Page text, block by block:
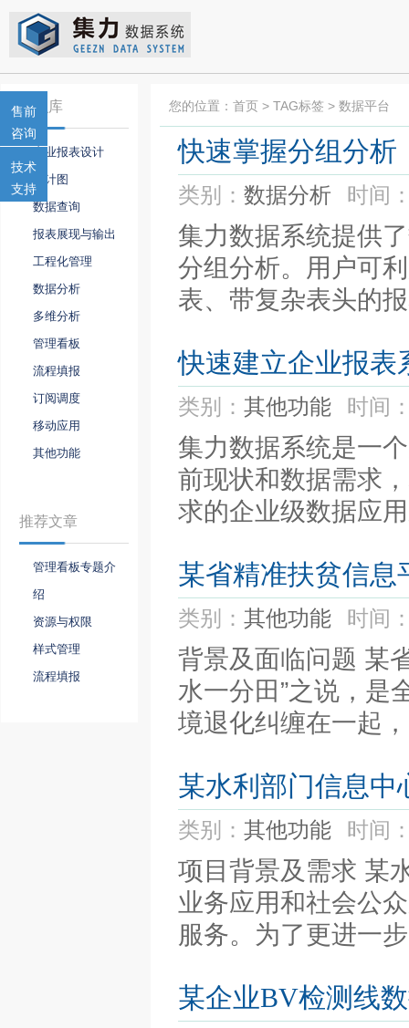
您的位置： 首页 > TAG标签 > 数据平台
快速掌握分组分析
类别： 数据分析 时间
集力数据系统提供
分组分析。用户可
表、带复杂表头的
快速建立企业报表
类别： 其他功能 时间
集力数据系统是一
前现状和数据需求
求的企业级数据应
某省精准扶贫信息
类别： 其他功能 时间
背景及面临问题 某
水一分田”之说，是
境退化纠缠在一起
某水利部门信息中
类别： 其他功能 时间
项目背景及需求 某
业务应用和社会公
服务。为了更进一
某企业BV检测线
知识库
专业报表设计
统计图
数据查询
报表展现与输出
工程化管理
数据分析
多维分析
管理看板
流程填报
订阅调度
移动应用
其他功能
推荐文章
管理看板专题介
绍
资源与权限
样式管理
流程填报
售前
咨询
技术
支持